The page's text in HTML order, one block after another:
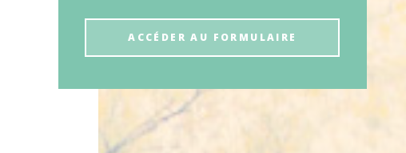
ACCÉDER AU FORMULAIRE